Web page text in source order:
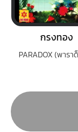
กรงทอง
PARADOX (พาร